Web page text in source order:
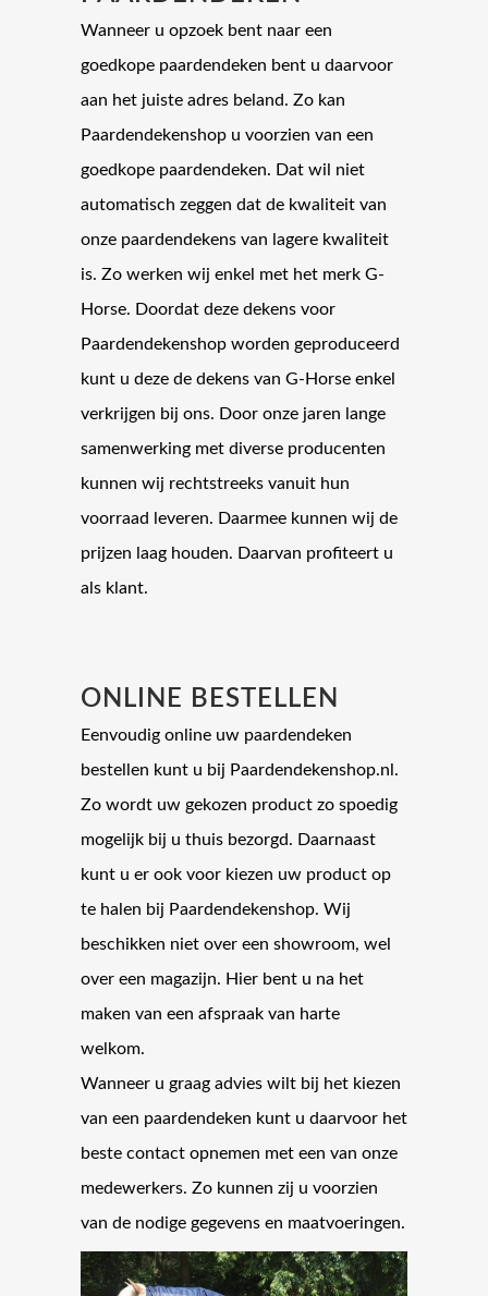
Wanneer u opzoek bent naar een
goedkope paardendeken bent u daarvoor
aan het juiste adres beland. Zo kan
Paardendekenshop u voorzien van een
goedkope paardendeken. Dat wil niet
automatisch zeggen dat de kwaliteit van
onze paardendekens van lagere kwaliteit
is. Zo werken wij enkel met het merk G-
Horse. Doordat deze dekens voor
Paardendekenshop worden geproduceerd
kunt u deze de dekens van G-Horse enkel
verkrijgen bij ons. Door onze jaren lange
samenwerking met diverse producenten
kunnen wij rechtstreeks vanuit hun
voorraad leveren. Daarmee kunnen wij de
prijzen laag houden. Daarvan profiteert u
als klant.
ONLINE BESTELLEN
Eenvoudig online uw paardendeken
bestellen kunt u bij Paardendekenshop.nl.
Zo wordt uw gekozen product zo spoedig
mogelijk bij u thuis bezorgd. Daarnaast
kunt u er ook voor kiezen uw product op
te halen bij Paardendekenshop. Wij
beschikken niet over een showroom, wel
over een magazijn. Hier bent u na het
maken van een afspraak van harte
welkom.
Wanneer u graag advies wilt bij het kiezen
van een paardendeken kunt u daarvoor het
beste contact opnemen met een van onze
medewerkers. Zo kunnen zij u voorzien
van de nodige gegevens en maatvoeringen.